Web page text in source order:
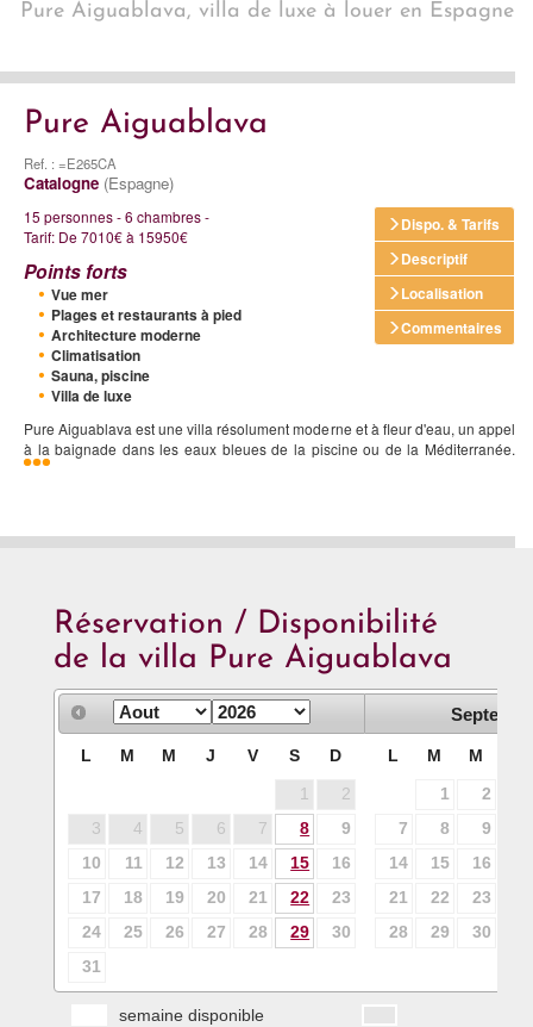
Pure Aiguablava, villa de luxe à louer en Espagne
Pure Aiguablava
Ref. : =E265CA
Catalogne (Espagne)
Dispo. & Tarifs
Descriptif
Localisation
Commentaires
15 personnes - 6 chambres -
Tarif: De 7010€ à 15950€
Points forts
Vue mer
Plages et restaurants à pied
Architecture moderne
Climatisation
Sauna, piscine
Villa de luxe
Pure Aiguablava est une villa résolument moderne et à fleur d'eau, un appel
à la baignade dans les eaux bleues de la piscine ou de la Méditerranée.
Réservation / Disponibilité
de la villa Pure Aiguablava
L M M J V S D
1
2
3
4 5 6 7 8
9
10
11 12 13 14 15
16
17
18 19 20 21 22
23
24
25 26 27 28 29
30
31
L M M
1 2
7
8 9
14
15 16
21
22 23
28
29 30
semaine disponible